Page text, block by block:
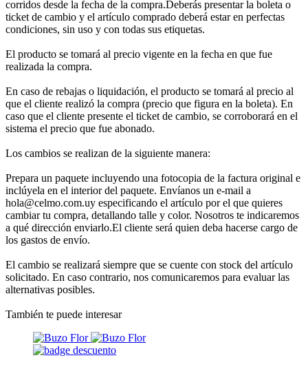
corridos desde la fecha de la compra.Deberás presentar la boleta o
ticket de cambio y el artículo comprado deberá estar en perfectas
condiciones, sin uso y con todas sus etiquetas.
El producto se tomará al precio vigente en la fecha en que fue
realizada la compra.
En caso de rebajas o liquidación, el producto se tomará al precio al
que el cliente realizó la compra (precio que figura en la boleta). En
caso que el cliente presente el ticket de cambio, se corroborará en el
sistema el precio que fue abonado.
Los cambios se realizan de la siguiente manera:
Prepara un paquete incluyendo una fotocopia de la factura original e
inclúyela en el interior del paquete. Envíanos un e-mail a
hola@celmo.com.uy especificando el artículo por el que quieres
cambiar tu compra, detallando talle y color. Nosotros te indicaremos
a qué dirección enviarlo.El cliente será quien deba hacerse cargo de
los gastos de envío.
El cambio se realizará siempre que se cuente con stock del artículo
solicitado. En caso contrario, nos comunicaremos para evaluar las
alternativas posibles.
También te puede interesar